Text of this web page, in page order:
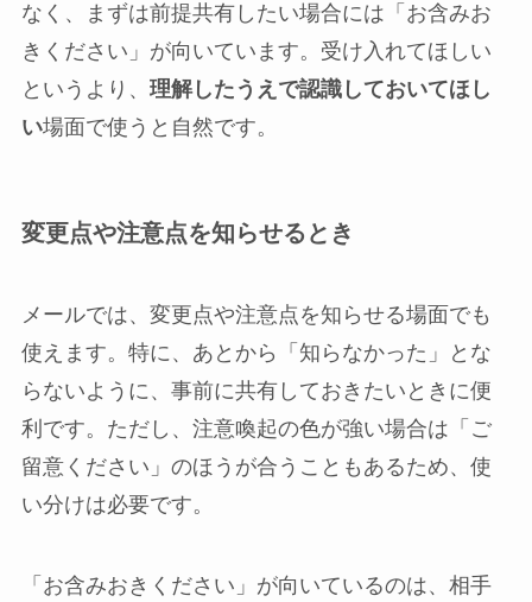
なく、まずは前提共有したい場合には「お含みお
きください」が向いています。受け入れてほしい
というより、 理解したうえで認識しておいてほし
い場面で使うと自然です。
変更点や注意点を知らせるとき
メールでは、変更点や注意点を知らせる場面でも
使えます。特に、あとから「知らなかった」とな
らないように、事前に共有しておきたいときに便
利です。ただし、注意喚起の色が強い場合は「ご
留意ください」のほうが合うこともあるため、使
い分けは必要です。
「お含みおきください」が向いているのは、相手